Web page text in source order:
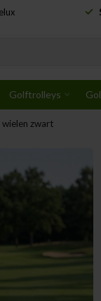
Golftrolleys
zwart